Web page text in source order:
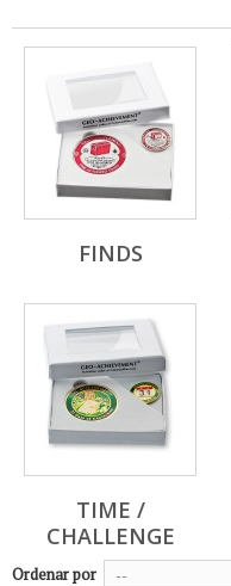
FINDS
TIME /
CHALLENGE
Ordenar por --